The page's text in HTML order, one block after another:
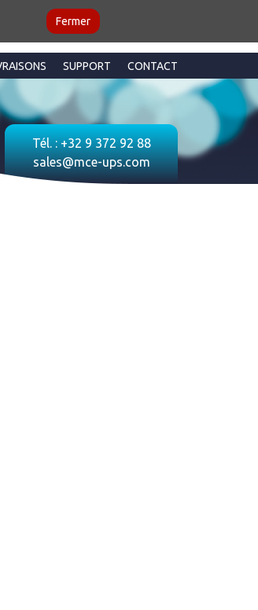
Fermer
SUPPORT CONTACT
Tél. :+32 9 372 92 88
sales@mce-ups.com